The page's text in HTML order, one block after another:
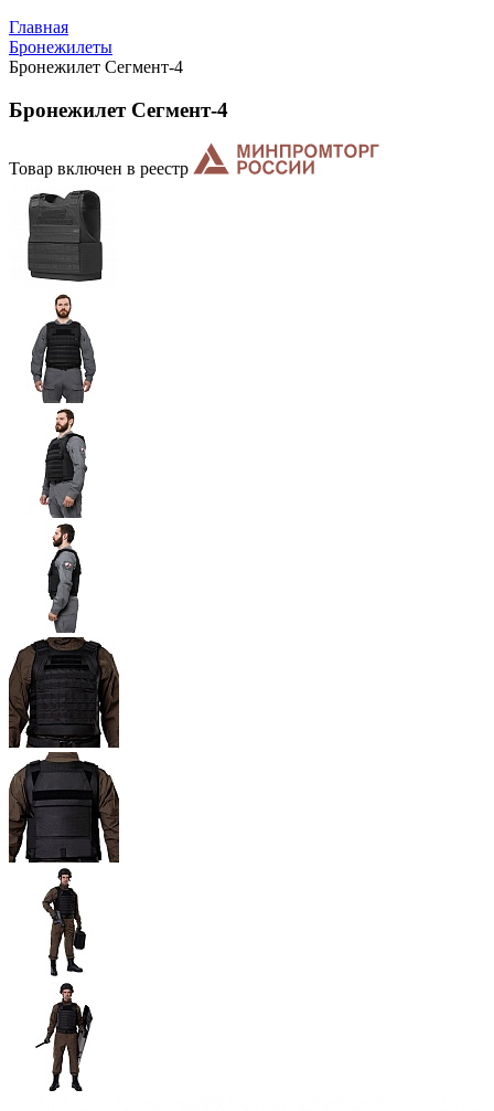
Главная
Бронежилеты
Бронежилет Сегмент-4
Бронежилет Сегмент-4
Товар включен в реестр